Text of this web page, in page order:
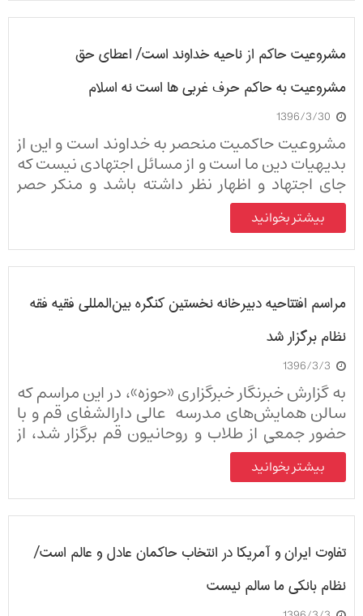
مشروعیت حاکم از ناحیه خداوند است/ اعطای حق
مشروعیت به حاکم حرف غربی ها است نه اسلام
1396/3/30
مشروعیت حاکمیت منحصر به خداوند است و این از
بدیهیات دین ما است و از مسائل اجتهادی نیست که
جای اجتهاد و اظهار نظر داشته باشد و منکر حصر
حاکمیت بعد از رسول خدا در کسی که منصوب رسول
خدا باشد که در واقع منصوب خداست هم منکر
ضروری تشیع است.
بیشتر بخوانید
مراسم افتتاحیه دبیرخانه نخستین کنگره بین‌المللی فقیه فقه
نظام برگزار شد
1396/3/3
به گزارش خبرنگار خبرگزاری «حوزه»، در این مراسم که
سالن همایش‌های مدرسه عالی دارالشفای قم و با
حضور جمعی از طلاب و روحانیون قم برگزار شد، از
شهید آیت‌الله سید محمدباقر صدر تجلیل به عمل
آمد.بیشتر بخوانید
تفاوت ایران و آمریکا در انتخاب حاکمان عادل و عالم است/
نظام بانکی ما سالم نیست